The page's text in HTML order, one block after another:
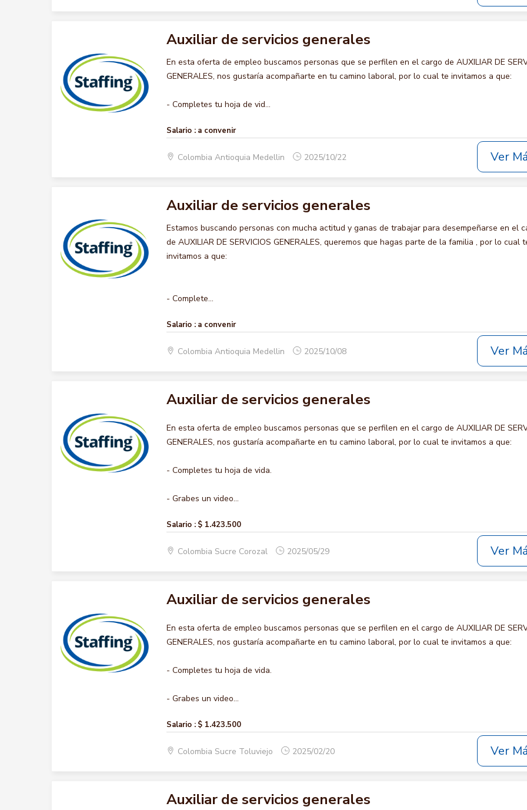
Auxiliar de servicios generales
En esta oferta de empleo buscamos personas que se perfilen en el cargo de AUXILIAR DE
GENERALES, nos gustaría acompañarte en tu camino laboral, por lo cual te invitamos a que:
- Completes tu hoja de vid...
Salario : a convenir
Colombia Antioquia Medellin 2025/10/22 Ver
Auxiliar de servicios generales
Estamos buscando personas con mucha actitud y ganas de trabajar para desempeñarse en el
de AUXILIAR DE SERVICIOS GENERALES, queremos que hagas parte de la familia , por lo cual
invitamos a que:
- Complete...
Salario : a convenir
Colombia Antioquia Medellin 2025/10/08 Ver
Auxiliar de servicios generales
En esta oferta de empleo buscamos personas que se perfilen en el cargo de AUXILIAR DE
GENERALES, nos gustaría acompañarte en tu camino laboral, por lo cual te invitamos a que:
- Completes tu hoja de vida.
- Grabes un video...
Salario : $ 1.423.500
Colombia Sucre Corozal 2025/05/29 Ver
Auxiliar de servicios generales
En esta oferta de empleo buscamos personas que se perfilen en el cargo de AUXILIAR DE
GENERALES, nos gustaría acompañarte en tu camino laboral, por lo cual te invitamos a que:
- Completes tu hoja de vida.
- Grabes un video...
Salario : $ 1.423.500
Colombia Sucre Toluviejo 2025/02/20 Ver
Auxiliar de servicios generales